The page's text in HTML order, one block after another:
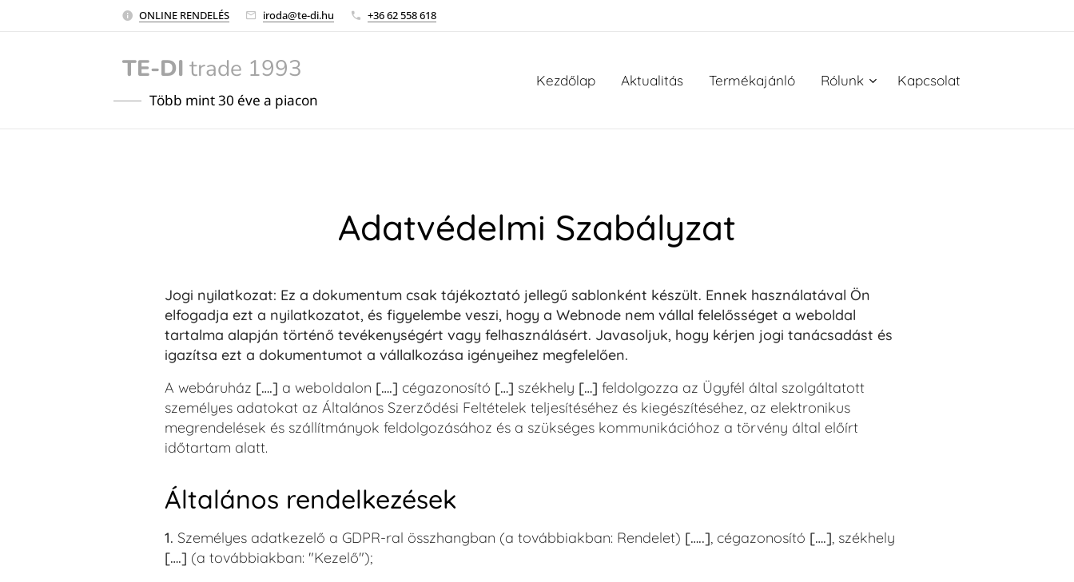
ONLINE RENDELÉS iroda@te-di.hu +36 62 558 618
TE-DI trade 1993
Több mint 30 éve a piacon
Kezdőlap Aktualitás Termékajánló Rólunk Kapcsolat
Adatvédelmi Szabályzat
Jogi nyilatkozat: Ez a dokumentum csak tájékoztató jellegű sablonként készült. Ennek használatával Ön
elfogadja ezt a nyilatkozatot, és figyelembe veszi, hogy a Webnode nem vállal felelősséget a weboldal
tartalma alapján történő tevékenységért vagy felhasználásért. Javasoljuk, hogy kérjen jogi tanácsadást és
igazítsa ezt a dokumentumot a vállalkozása igényeihez megfelelően.
A webáruház [….] a weboldalon [….] cégazonosító […] székhely […] feldolgozza az Ügyfél által szolgáltatott
személyes adatokat az Általános Szerződési Feltételek teljesítéséhez és kiegészítéséhez, az elektronikus
megrendelések és szállítmányok feldolgozásához és a szükséges kommunikációhoz a törvény által előírt
időtartam alatt.
Általános rendelkezések
1. Személyes adatkezelő a GDPR-ral összhangban (a továbbiakban: Rendelet) […..], cégazonosító [….], székhely
[….] (a továbbiakban: "Kezelő");